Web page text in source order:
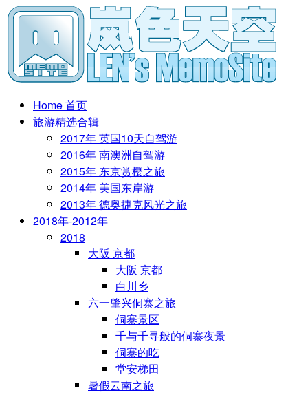
Home 首页
旅游精选合辑
2017年 英国10天自驾游
2016年 南澳洲自驾游
2015年 东京赏樱之旅
2014年 美国东岸游
2013年 德奥捷克风光之旅
2018年-2012年
2018
大阪 京都
大阪 京都
白川乡
六一肇兴侗寨之旅
侗寨景区
千与千寻般的侗寨夜景
侗寨的吃
堂安梯田
暑假云南之旅